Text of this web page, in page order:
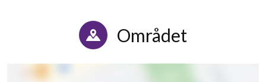
Området